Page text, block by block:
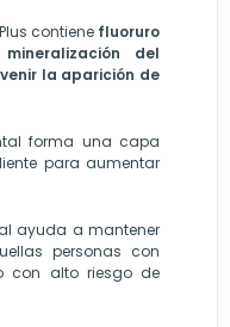
contiene fluoruro
del
la aparición de
forma una capa
para aumentar
ayuda a mantener
personas con
con alto riesgo de